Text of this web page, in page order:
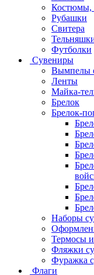
Костюмы,
Рубашки
Свитера
Футболки
Сувениры
Вымпелы
Ленты
Майка-
Брелок
Брелок-
Наборы
Термосы
Фляжки
Фуражка
Флаги